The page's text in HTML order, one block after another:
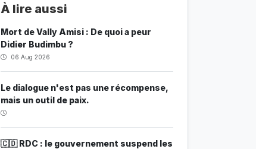
À lire aussi
Mort de Vally Amisi : De quoi a peur
Didier Budimbu ?
06 Aug 2026
Le dialogue n'est pas une récompense,
mais un outil de paix.
🇨🇩 RDC : le gouvernement suspend les